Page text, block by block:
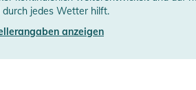
durch jedes Wetter hilft.
anzeigen